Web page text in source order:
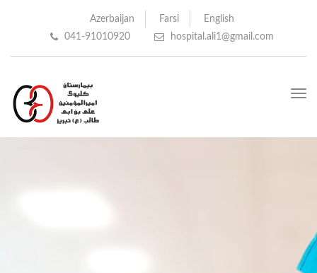
English
Farsi
Azerbaijan
hospital.ali1@gmail.com
041-91010920
Toggle